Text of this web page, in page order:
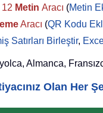
12 Metin Aracı (Metin
Aracı (QR Kodu
Satırları Birleştir,
Almanca,
Olan Her